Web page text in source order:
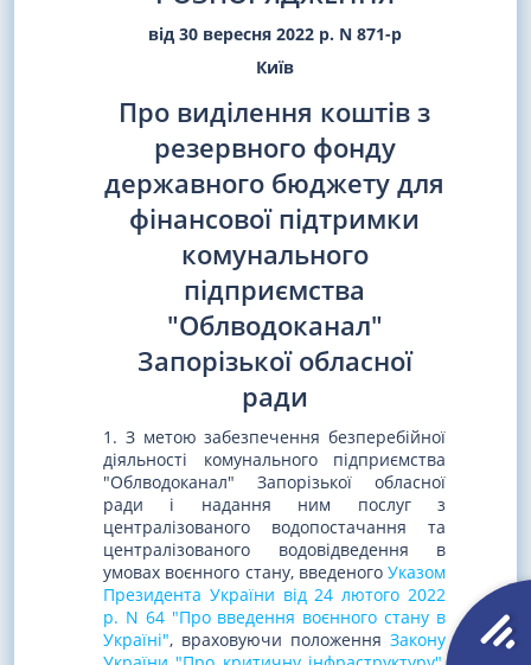
від 30 вересня 2022 р. N 871-р
Київ
Про виділення коштів з
резервного фонду
державного бюджету для
фінансової підтримки
комунального
підприємства
"Облводоканал"
Запорізької обласної
ради
1. З метою забезпечення безперебійної
діяльності комунального підприємства
"Облводоканал" Запорізької обласної
ради і надання ним послуг з
централізованого водопостачання та
централізованого водовідведення в
умовах воєнного стану, введеного Указом
Президента України від 24 лютого 2022
р. N 64 "Про введення воєнного стану в
Україні", враховуючи положення Закону